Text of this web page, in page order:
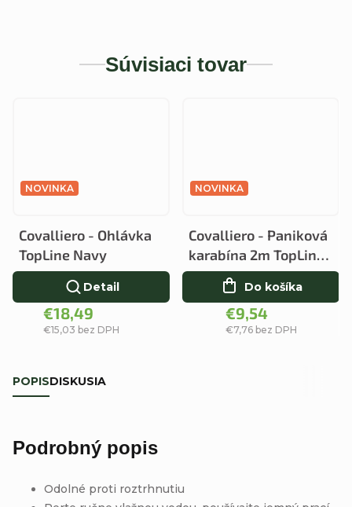
Súvisiaci tovar
NOVINKA
Covalliero - Ohlávka
TopLine Navy
€15,03 bez DPH
€18,49
Detail
NOVINKA
Covalliero - Paniková
karabína 2m TopLine
Black
€7,76 bez DPH
€9,54
Do košíka
POPISDISKUSIA
Podrobný popis
Odolné proti roztrhnutiu